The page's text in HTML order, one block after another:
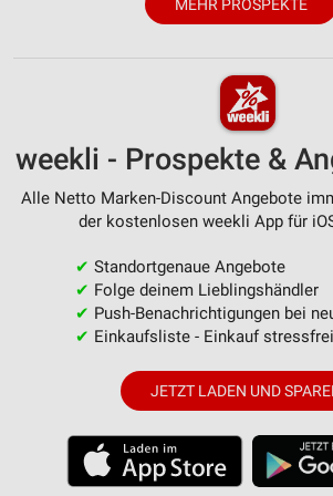
MEHR PROSPEKTE
weekli - Prospekte &
Alle Netto Marken-Discount Angebote
der kostenlosen weekli App für
✔ Standortgenaue Angebote
✔ Folge deinem Lieblingshändler
✔ Push-Benachrichtigungen bei
✔ Einkaufsliste - Einkauf
JETZT LADEN UND
Messung der Werbeleistung
Analyse von Zielgruppen durch Statistiken
Kombinationen von Daten aus
Quellen
Entwicklung und Verbesserung der
Inhalten
IAB-Besonderheiten:
Verwendung genauer Standortdaten
Geräte anhand von aktiv angeforderten
Informationen identifizieren
Notwendig